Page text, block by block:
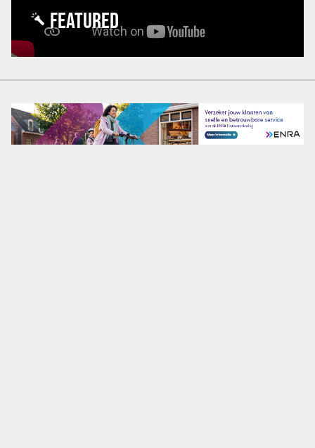
FEATURED